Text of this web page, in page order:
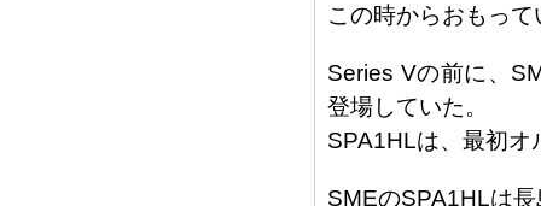
この時からおもっ
Series Vの前に、
登場していた。
SPA1HLは、最初オ
SMEのSPA1HLは